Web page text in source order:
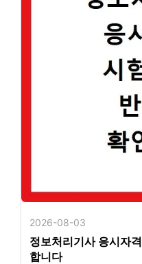
2026-08-03
정보처리기사 응시자
합니다